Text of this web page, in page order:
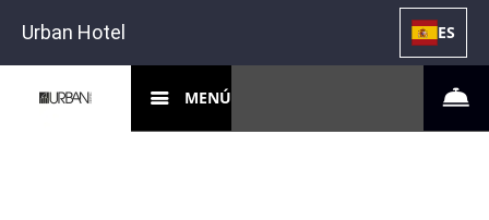
Urban Hotel ES
MENÚ